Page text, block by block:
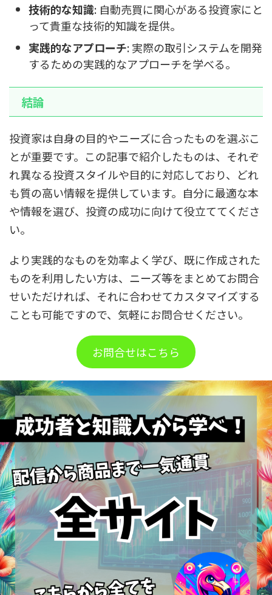
技術的な知識: 自動売買に関心がある投資家にと
って貴重な技術的知識を提供。
実践的なアプローチ: 実際の取引システムを開発
するための実践的なアプローチを学べる。
結論
投資家は自身の目的やニーズに合ったものを選ぶこ
とが重要です。この記事で紹介したものは、それぞ
れ異なる投資スタイルや目的に対応しており、どれ
も質の高い情報を提供しています。自分に最適な本
や情報を選び、投資の成功に向けて役立ててくださ
い。
より実践的なものを効率よく学び、既に作成された
ものを利用したい方は、ニーズ等をまとめてお問合
せいただければ、それに合わせてカスタマイズする
ことも可能ですので、気軽にお問合せください。
お問合せはこちら